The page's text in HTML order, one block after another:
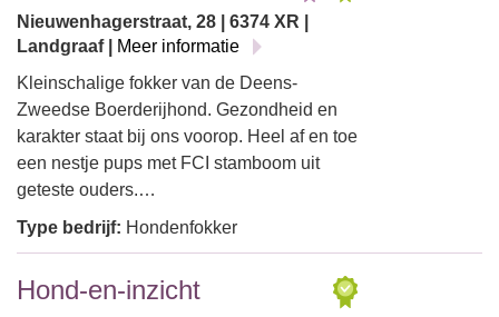
Nieuwenhagerstraat, 28 | 6374 XR |
Landgraaf |
Meer informatie
Kleinschalige fokker van de Deens-
Zweedse Boerderijhond. Gezondheid en
karakter staat bij ons voorop. Heel af en toe
een nestje pups met FCI stamboom uit
geteste ouders.…
Type bedrijf: Hondenfokker
Hond-en-inzicht